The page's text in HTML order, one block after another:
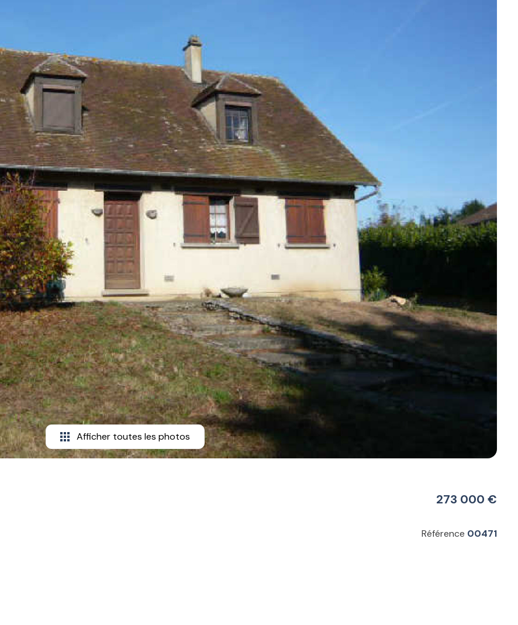
Afficher toutes les photos
273 000 €
Référence 00471